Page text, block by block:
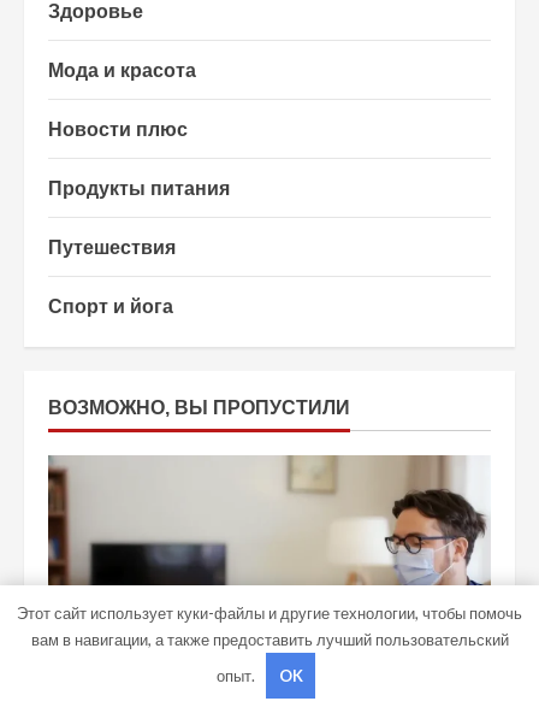
Здоровье
Мода и красота
Новости плюс
Продукты питания
Путешествия
Спорт и йога
ВОЗМОЖНО, ВЫ ПРОПУСТИЛИ
Этот сайт использует куки-файлы и другие технологии, чтобы помочь
вам в навигации, а также предоставить лучший пользовательский
опыт.
OK